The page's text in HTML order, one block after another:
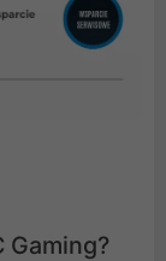
Gaming?